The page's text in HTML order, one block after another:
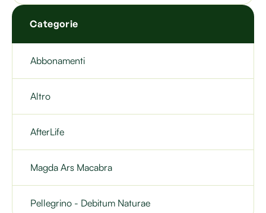
Categorie
Abbonamenti
Altro
AfterLife
Magda Ars Macabra
Pellegrino - Debitum Naturae